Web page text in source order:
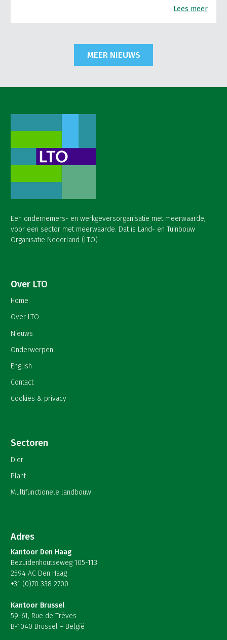
Lees meer
MEER NIEUWS
Een ondernemers- en werkgeversorganisatie met meerwaarde,
voor een sector met meerwaarde. Dat is Land- en Tuinbouw
Organisatie Nederland (LTO).
Over LTO
Home
Over LTO
Nieuws
Onderwerpen
English
Contact
Cookies & privacy
Sectoren
Dier
Plant
Multifunctionele landbouw
Adres
Kantoor Den Haag
Bezuidenhoutseweg 105-113
2594 AC Den Haag
+31 (0)70 338 2700
Kantoor Brussel
59-61, Rue de Trèves
B-1040 Brussel – België